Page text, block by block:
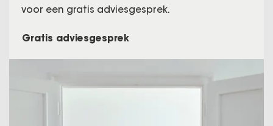
voor een gratis adviesgesprek.
Gratis adviesgesprek